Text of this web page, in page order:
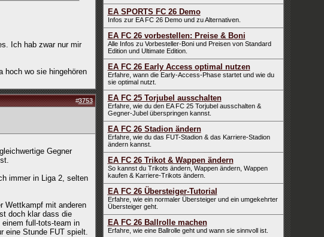
Ich hab zwar nur mir
hoch wo sie hingehören
#3753
Gegner
immer in Liga 2, selten
Wettkampf mit anderen
doch klar dass die
einem full-tots-team in
eine Stunde FUT spielt.
EA SPORTS FC 26 Demo
Infos zur EA FC 26 Demo und zu Alternativen.
EA FC 26 vorbestellen: Preise & Boni
Alle Infos zu Vorbesteller-Boni und Preisen von Standard
Edition und Ultimate Edition.
EA FC 26 Early Access optimal nutzen
Erfahre, wann die Early-Access-Phase startet und wie du
sie optimal nutzt.
EA FC 25 Torjubel ausschalten
Erfahre, wie du den EA FC 25 Torjubel ausschalten &
Gegner-Jubel überspringen kannst.
EA FC 26 Stadion ändern
Erfahre, wie du das FUT-Stadion & das Karriere-Stadion
ändern kannst.
EA FC 26 Trikot & Wappen ändern
So kannst du Trikots ändern, Wappen ändern, Wappen
kaufen & Karriere-Trikots ändern.
EA FC 26 Übersteiger-Tutorial
Erfahre, wie ein normaler Übersteiger und ein umgekehrter
Übersteiger geht.
EA FC 26 Ballrolle machen
Erfahre, wie eine Ballrolle geht und wann sie sinnvoll ist.